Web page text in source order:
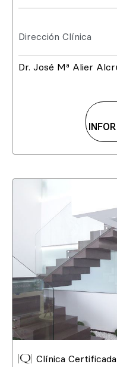
Dirección Clínica
Dr. José Mª Alier
Clínica Certificada